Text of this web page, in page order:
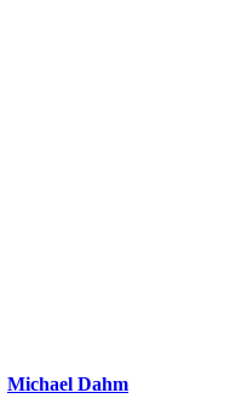
Michael Dahm